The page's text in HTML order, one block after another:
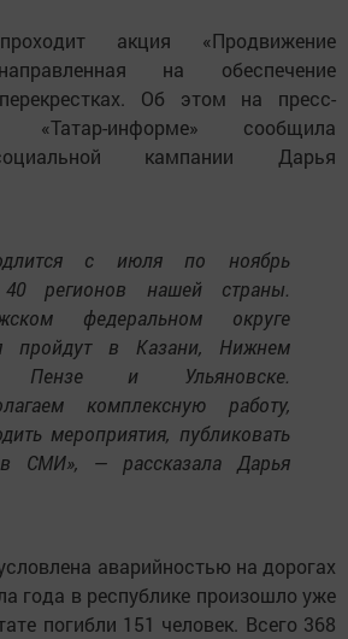
акция «Продвижение
на обеспечение
Об этом на пресс-
информе» сообщила
кампании Дарья
с июля по ноябрь
регионов нашей страны.
федеральном округе
пройдут в Казани, Нижнем
Пензе и Ульяновске.
комплексную работу,
мероприятия, публиковать
СМИ», — рассказала Дарья
аварийностью на дорогах
года в республике произошло уже
погибли 151 человек. Всего 368